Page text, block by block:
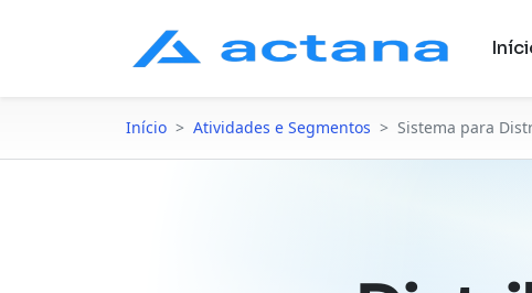
Início > Atividades e Segmentos > Sistema para